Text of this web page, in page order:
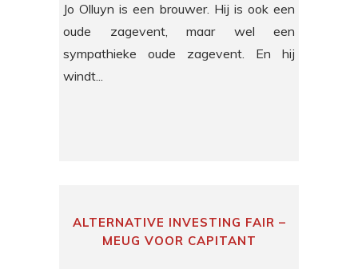
Jo Olluyn is een brouwer. Hij is ook een
oude zagevent, maar wel een
sympathieke oude zagevent. En hij
windt...
ALTERNATIVE INVESTING FAIR –
MEUG VOOR CAPITANT